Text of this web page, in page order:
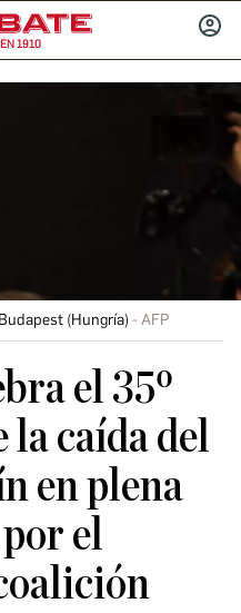
1910
(Hungría) AFP
el 35º
la caída del
en plena
el